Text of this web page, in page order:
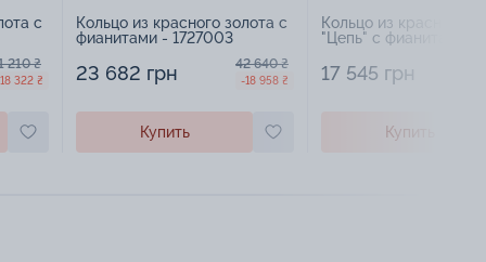
с
210 ₴
322 ₴
Кольцо из красного золота с
фианитами - 1727003
23 682 грн 42 640 ₴
-18 958 ₴
Купить
Кольцо из красного
"Цепь" с фианитами -
17 545 грн
Купить